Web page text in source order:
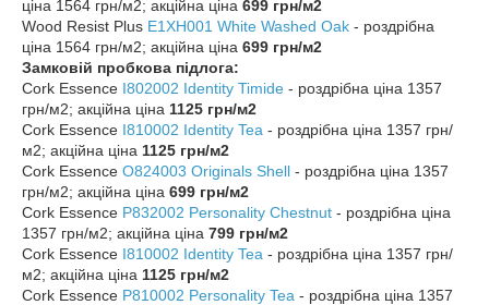
ціна 1564 грн/м2; акційна ціна 699 грн/м2
Wood Resist Plus E1XH001 White Washed Oak - роздрібна
ціна 1564 грн/м2; акційна ціна 699 грн/м2
Замковій пробкова підлога:
Cork Essence I802002 Identity Timide - роздрібна ціна 1357
грн/м2; акційна ціна 1125 грн/м2
Cork Essence I810002 Identity Tea - роздрібна ціна 1357 грн/
м2; акційна ціна 1125 грн/м2
Cork Essence O824003 Originals Shell - роздрібна ціна 1357
грн/м2; акційна ціна 699 грн/м2
Cork Essence P832002 Personality Chestnut - роздрібна ціна
1357 грн/м2; акційна ціна 799 грн/м2
Cork Essence I810002 Identity Tea - роздрібна ціна 1357 грн/
м2; акційна ціна 1125 грн/м2
Cork Essence P810002 Personality Tea - роздрібна ціна 1357